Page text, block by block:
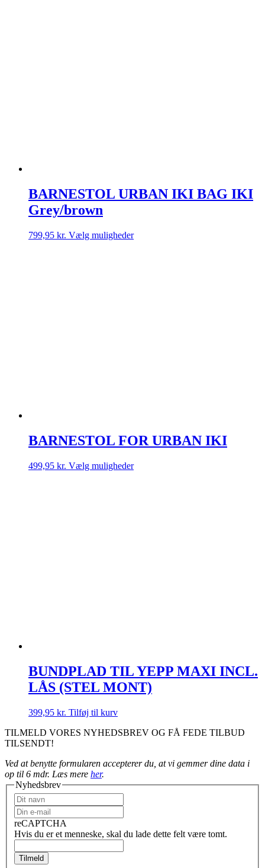
BARNESTOL URBAN IKI BAG IKI
Grey/brown
799,95 kr. Vælg mulighederDette
BARNESTOL FOR URBAN IKI
499,95 kr. Vælg mulighederDette
BUNDPLAD TIL YEPP MAXI INCL.
LÅS (STEL MONT)
399,95 kr. Tilføj til kurv
TILMELD VORES NYHEDSBREV OG FÅ FEDE TILBUD
TILSENDT!
Ved at benytte formularen accepterer du, at vi gemmer dine data i
op til 6 mdr. Læs mere her.
Nyhedsbrev
reCAPTCHA
Hvis du er et menneske, skal du lade dette felt være tomt.
Tilmeld